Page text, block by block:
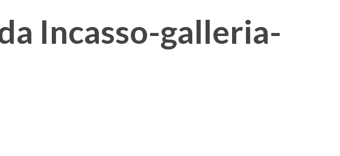
Incasso-galleria-